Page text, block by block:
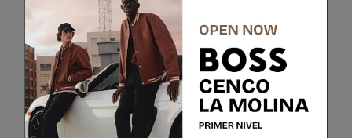
ADOLFO DOMINGUEZ
Camisa Hombre Color
Gris Cuadros
PAL ZILERI
Camisa Formal